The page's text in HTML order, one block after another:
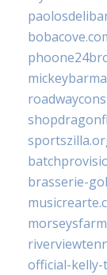
brasserie-
official-kelly-